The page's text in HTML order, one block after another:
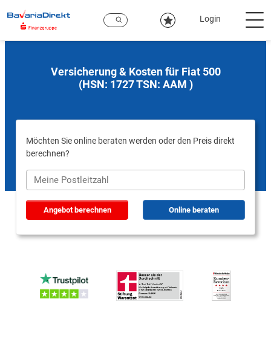
Hauptinhalt
Login
Versicherung & Kosten für Fiat 500
(HSN: 1727 TSN: AAM )
Möchten Sie online beraten werden oder den Preis direkt
berechnen?
Angebot berechnen Online beraten